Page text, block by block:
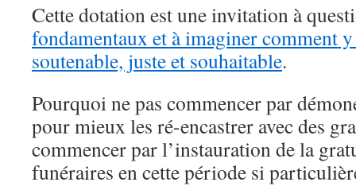
Cette dotation est une invitation à
fondamentaux et à imaginer comment
soutenable, juste et souhaitable.
Pourquoi ne pas commencer par
pour mieux les ré-encastrer avec des
commencer par l’instauration de la
funéraires en cette période si